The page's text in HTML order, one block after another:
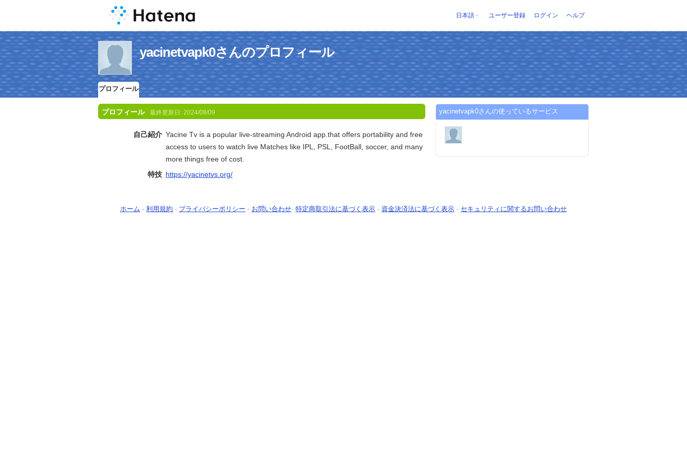
日本語 ユーザー登録 ログイン ヘルプ
yacinetvapk0さんのプロフィール
プロフィール
プロフィール 最終更新日: 2024/08/09
自己紹介 Yacine Tv is a popular live-streaming Android app.that offers portability and free
access to users to watch live Matches like IPL, PSL, FootBall, soccer, and many
more things free of cost.
特技 https://yacinetvs.org/
yacinetvapk0さんの使っているサービス
ホーム - 利用規約 - プライバシーポリシー - お問い合わせ- 特定商取引法に基づく表示 - 資金決済法に基づく表示 - セキュリティに関するお問い合わせ